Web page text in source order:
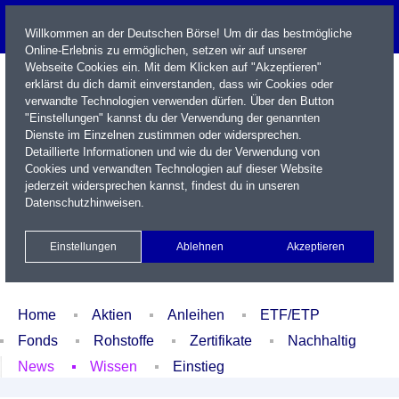
Name / WKN / ISIN / Kürzel
Xetra Realtime
Watchlist Portfolio Login
Home Aktien Anleihen
ETF/ETP
Fonds
Rohstoffe Zertifikate
Nachhaltig
News
Wissen Einstieg
Willkommen an der Deutschen Börse! Um dir das bestmögliche
Online-Erlebnis zu ermöglichen, setzen wir auf unserer
Webseite Cookies ein. Mit dem Klicken auf "Akzeptieren"
erklärst du dich damit einverstanden, dass wir Cookies oder
verwandte Technologien verwenden dürfen. Über den Button
"Einstellungen" kannst du der Verwendung der genannten
Dienste im Einzelnen zustimmen oder widersprechen.
Detaillierte Informationen und wie du der Verwendung von
Cookies und verwandten Technologien auf dieser Website
jederzeit widersprechen kannst, findest du in unseren
Datenschutzhinweisen.
Einstellungen Ablehnen Akzeptieren